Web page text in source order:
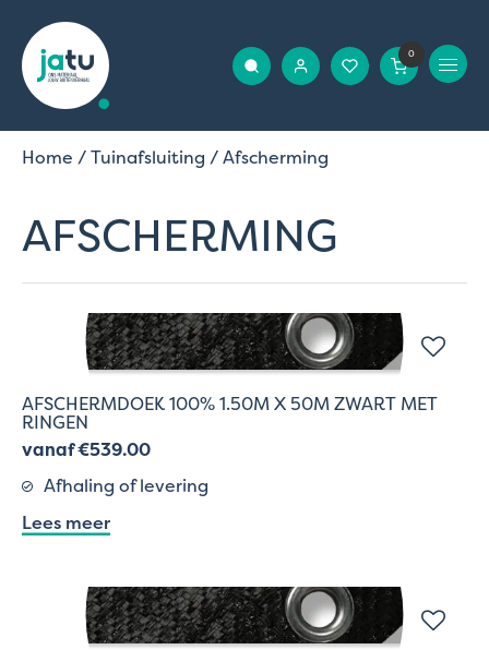
0
Home /Tuinafsluiting / Afscherming
AFSCHERMING
AFSCHERMDOEK 100% 1.50M X 50M ZWART MET
RINGEN
vanaf €539.00
Afhaling of levering
Lees meer